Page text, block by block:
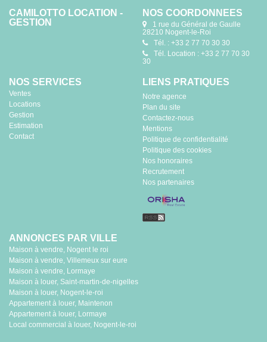
CAMILOTTO LOCATION -
GESTION
NOS COORDONNÉES
1 rue du Général de Gaulle
28210 Nogent-le-Roi
Tél. : +33 2 77 70 30 30
Tél. Location : +33 2 77 70 30
30
NOS SERVICES
Ventes
Locations
Gestion
Estimation
Contact
LIENS PRATIQUES
Notre agence
Plan du site
Contactez-nous
Mentions
Politique de confidentialité
Politique des cookies
Nos honoraires
Recrutement
Nos partenaires
ANNONCES PAR VILLE
Maison à vendre, Nogent le roi
Maison à vendre, Villemeux sur eure
Maison à vendre, Lormaye
Maison à louer, Saint-martin-de-nigelles
Maison à louer, Nogent-le-roi
Appartement à louer, Maintenon
Appartement à louer, Lormaye
Local commercial à louer, Nogent-le-roi